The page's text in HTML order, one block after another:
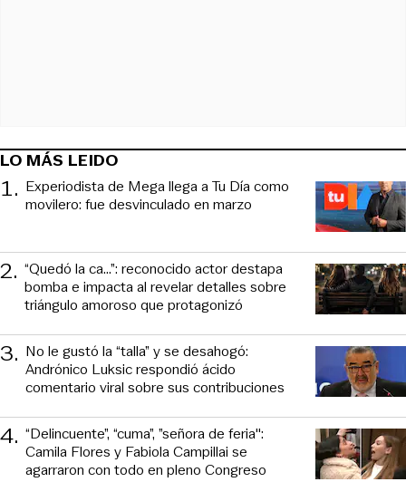
LO MÁS LEIDO
1. Experiodista de Mega llega a Tu Día como
movilero: fue desvinculado en marzo
2. “Quedó la ca...”: reconocido actor destapa
bomba e impacta al revelar detalles sobre
triángulo amoroso que protagonizó
3. No le gustó la “talla” y se desahogó:
Andrónico Luksic respondió ácido
comentario viral sobre sus contribuciones
4. “Delincuente”, “cuma”, ”señora de feria":
Camila Flores y Fabiola Campillai se
agarraron con todo en pleno Congreso